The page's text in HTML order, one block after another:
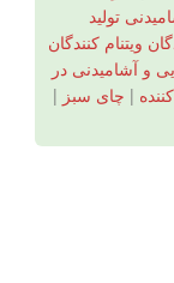
تولید
ویتنام کنندگان
و آشامیدنی در
| چای سبز |